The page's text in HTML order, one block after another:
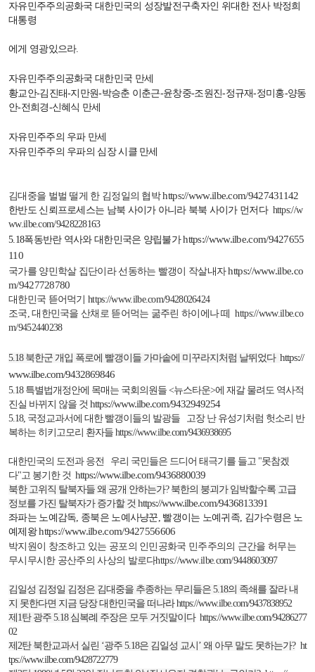
자유민주주의공화국 대한민국의 성장발전구축자인 위대한 전사 박정희
대통령
에게 영광있으라.
자유민주주의공화국 대한민국 만세
황교안-김진태-지만원-박승춘 이춘근-윤창중-조원진-정규재-정미홍-양동
안-전희경-신혜식 만세
자유민주주의 우파 만세
자유민주주의 우파의 심장 시클 만세
김대중을 벌벌 떨게 한 김정일의 협박 https://www.ilbe.com/9427431142
한반도 신뢰프로세스는 남북 사이가 아니라 북북 사이가 먼저다 https://w
ww.ilbe.com/9428228163
5.18폭동반란 역사와 대한민국은 양립불가 https://www.ilbe.com/9427655
110
국가를 양민학살 집단이라 선동하는 빨갱이 작살내자 https://www.ilbe.co
m/9427728780
대한민국 뜯어먹기
https://www.ilbe.com/9428026424
조국,대한민국을 산채로 뜯어먹는 굶주린 하이에나 떼
https://www.ilbe.co
m/9452440238
5.18 북한군 개입 폭로에 빨갱이들 가마솥에 미꾸라지처럼 날뛰었다 https://
www.ilbe.com/9432869846
5.18 특별법개정안에 목매는 국회의원들 <뉴스타운>에 재갈 물려도 역사적
진실 바뀌지 않을 것 https://www.ilbe.com/9432949254
5.18, 국정교과서에 대한 빨갱이들의 발광들
고장 난 유성기처럼 헛소리 반
복하는 히키고모리 환자들 https://www.ilbe.com/9436938695
대한민국의 도전과 응전 우리 국민들은 드디어 태극기를 들고 "못참겠
다"고 봉기한 것 https://www.ilbe.com/9436880039
북한 고위직 탈북자들 왜 공개 안하는가? 북한의 붕괴가 임박할수록 고급
정보를 가진 탈북자가 증가할 것 https://www.ilbe.com/9436813391
좌파는 노예감독, 종북은 노예사냥꾼, 빨갱이는 노예귀족, 김가수령은 노
예제왕 https://www.ilbe.com/9427556606
박지원이 창조하고 있는 공포의 인민공화국 민주주의의 근간을 허무는
무시무시한 공산주의 사상의 발로다https://www.ilbe.com/9448603097
김일성 김정일 김정은 김대중을 추종하는 무리들은 5.18의 족쇄를 잘라 내
지 못한다면 지금 당장 대한민국을 떠나라 https://www.ilbe.com/9437838952
제 1탄 광주 5.18 심복례 주장은 모두 거짓말이다 https://www.ilbe.com/94286277
02
제 2탄 북한교과서 실린 ‘광주 5.18은 김일성 교시’ 왜 아무 말도 못하는가? ht
tps://www.ilbe.com/9428722779